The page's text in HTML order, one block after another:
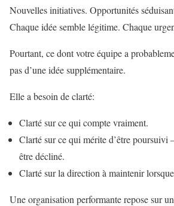
Nouvelles initiatives. Opportunités
Chaque idée semble légitime. Chaque
Pourtant, ce dont votre équipe a
pas d’une idée supplémentaire.
Elle a besoin de clarté:
Clarté sur ce qui compte vraiment.
Clarté sur ce qui mérite d’être
être décliné.
Clarté sur la direction à maintenir
Une organisation performante repose sur